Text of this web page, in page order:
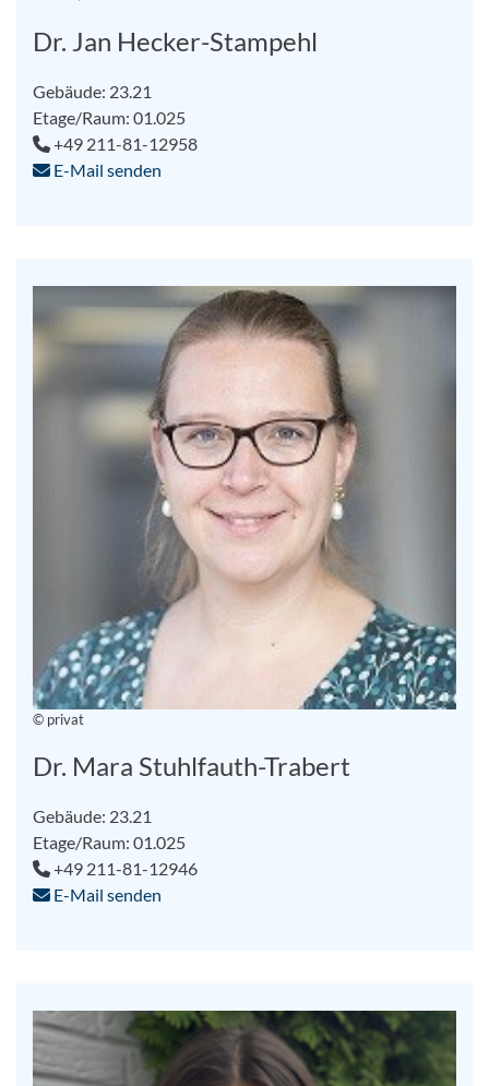
Dr. Jan Hecker-Stampehl
Gebäude: 23.21
Etage/Raum: 01.025
+49 211-81-12958
E-Mail senden
© privat
Dr. Mara Stuhlfauth-Trabert
Gebäude: 23.21
Etage/Raum: 01.025
+49 211-81-12946
E-Mail senden